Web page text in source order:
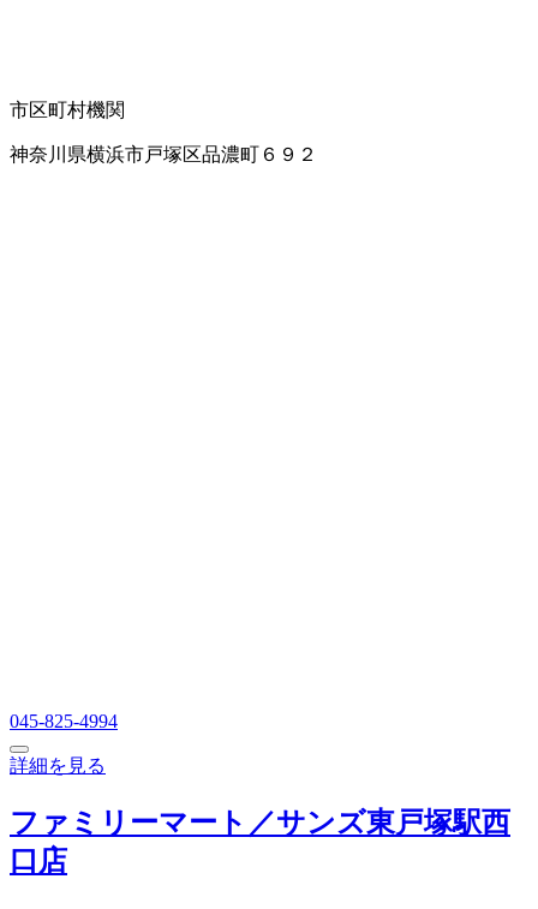
市区町村機関
神奈川県横浜市戸塚区品濃町６９２
045-825-4994
詳細を見る
ファミリーマート／サンズ東戸塚駅西
口店